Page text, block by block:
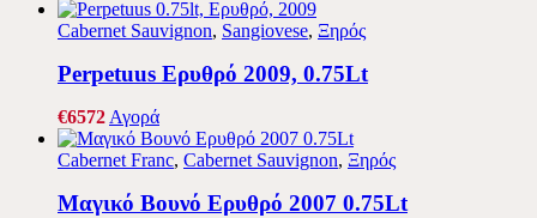
Cabernet Sauvignon, Sangiovese, Ξηρός
Perpetuus Ερυθρό 2009, 0.75Lt
€6572 Αγορά
Cabernet Franc, Cabernet Sauvignon, Ξηρός
Μαγικό Βουνό Ερυθρό 2007 0.75Lt